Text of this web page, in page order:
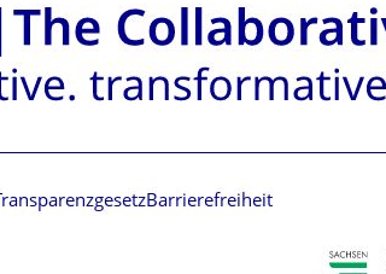
TransparenzgesetzBarrierefreiheit